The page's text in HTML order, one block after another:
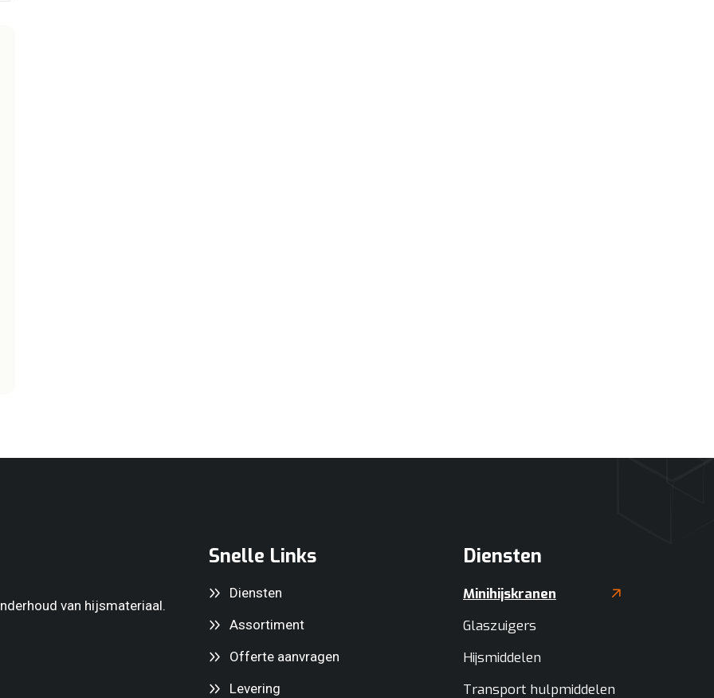
van hijsmateriaal.
Snelle Links
Diensten
Assortiment
Offerte aanvragen
Levering
Diensten
Minihijskranen
Glaszuigers
Hijsmiddelen
Transport hulpmiddelen